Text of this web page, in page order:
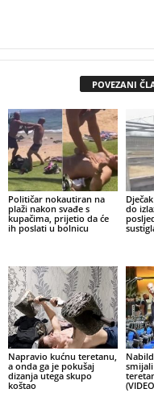
POVEZANI
Političar nokautiran na
plaži nakon svađe s
kupačima, prijetio da će
ih poslati u bolnicu
do
Napravio kućnu teretanu,
a onda ga je pokušaj
dizanja utega skupo
koštao
smijali